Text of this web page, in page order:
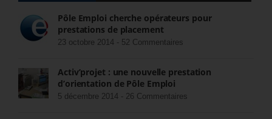
Pôle Emploi cherche opérateurs pour
prestations de placement
23 octobre 2014 - 52 Commentaires
Activ’projet : une nouvelle prestation
d’orientation de Pôle Emploi
5 décembre 2014 - 26 Commentaires